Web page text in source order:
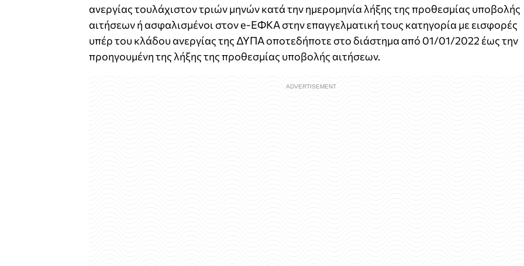
ανεργίας τουλάχιστον τριών μηνών κατά την ημερομηνία λήξης της προθεσμίας υποβολής
αιτήσεων ή ασφαλισμένοι στον e-EΦΚΑ στην επαγγελματική τους κατηγορία με εισφορές
υπέρ του κλάδου ανεργίας της ΔΥΠΑ οποτεδήποτε στο διάστημα από 01/01/2022 έως την
προηγουμένη της λήξης της προθεσμίας υποβολής αιτήσεων.